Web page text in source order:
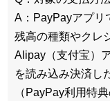
A：PayPayアプリ
残高の種類やクレ
Alipay（支付宝）
を読み込み決済し
（PayPay利用特